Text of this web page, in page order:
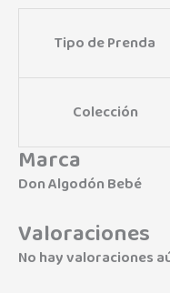
Tipo de Prenda
Colección
Marca
Don Algodón Bebé
Valoraciones
No hay valoraciones